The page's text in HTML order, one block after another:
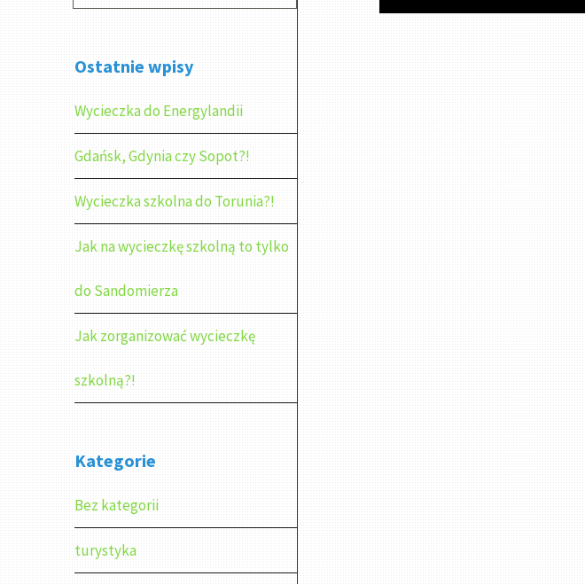
Ostatnie wpisy
Wycieczka do Energylandii
Gdańsk, Gdynia czy Sopot?!
Wycieczka szkolna do Torunia?!
Jak na wycieczkę szkolną to tylko
do Sandomierza
Jak zorganizować wycieczkę
szkolną?!
Kategorie
Bez kategorii
turystyka